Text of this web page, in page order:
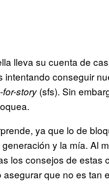
lleva su cuenta de
intentando conseguir
for-story (sfs). Sin
ya que lo de
y la mía. Al
los consejos de estas
que no es tan